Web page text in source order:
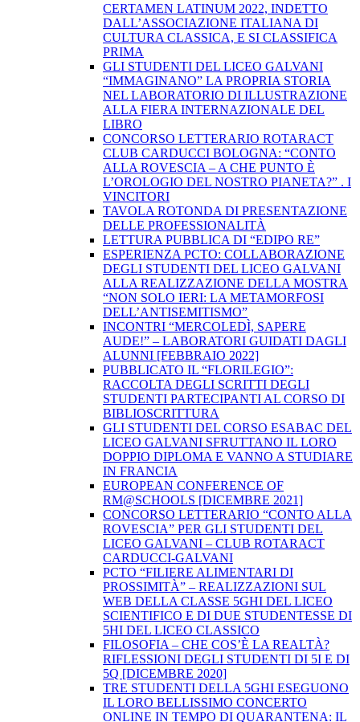
CERTAMEN LATINUM 2022, INDETTO
DALL’ASSOCIAZIONE ITALIANA DI
CULTURA CLASSICA, E SI CLASSIFICA
PRIMA
GLI STUDENTI DEL LICEO GALVANI
“IMMAGINANO” LA PROPRIA STORIA
NEL LABORATORIO DI ILLUSTRAZIONE
ALLA FIERA INTERNAZIONALE DEL
LIBRO
CONCORSO LETTERARIO ROTARACT
CLUB CARDUCCI BOLOGNA: “CONTO
ALLA ROVESCIA – A CHE PUNTO È
L’OROLOGIO DEL NOSTRO PIANETA?” . I
VINCITORI
TAVOLA ROTONDA DI PRESENTAZIONE
DELLE PROFESSIONALITÀ
LETTURA PUBBLICA DI “EDIPO RE”
ESPERIENZA PCTO: COLLABORAZIONE
DEGLI STUDENTI DEL LICEO GALVANI
ALLA REALIZZAZIONE DELLA MOSTRA
“NON SOLO IERI: LA METAMORFOSI
DELL’ANTISEMITISMO”
INCONTRI “MERCOLEDÌ, SAPERE
AUDE!” – LABORATORI GUIDATI DAGLI
ALUNNI [FEBBRAIO 2022]
PUBBLICATO IL “FLORILEGIO”:
RACCOLTA DEGLI SCRITTI DEGLI
STUDENTI PARTECIPANTI AL CORSO DI
BIBLIOSCRITTURA
GLI STUDENTI DEL CORSO ESABAC DEL
LICEO GALVANI SFRUTTANO IL LORO
DOPPIO DIPLOMA E VANNO A STUDIARE
IN FRANCIA
EUROPEAN CONFERENCE OF
RM@SCHOOLS [DICEMBRE 2021]
CONCORSO LETTERARIO “CONTO ALLA
ROVESCIA” PER GLI STUDENTI DEL
LICEO GALVANI – CLUB ROTARACT
CARDUCCI-GALVANI
PCTO “FILIERE ALIMENTARI DI
PROSSIMITÀ” – REALIZZAZIONI SUL
WEB DELLA CLASSE 5GHI DEL LICEO
SCIENTIFICO E DI DUE STUDENTESSE DI
5HI DEL LICEO CLASSICO
FILOSOFIA – CHE COS’È LA REALTÀ?
RIFLESSIONI DEGLI STUDENTI DI 5I E DI
5Q [DICEMBRE 2020]
TRE STUDENTI DELLA 5GHI ESEGUONO
IL LORO BELLISSIMO CONCERTO
ONLINE IN TEMPO DI QUARANTENA: IL